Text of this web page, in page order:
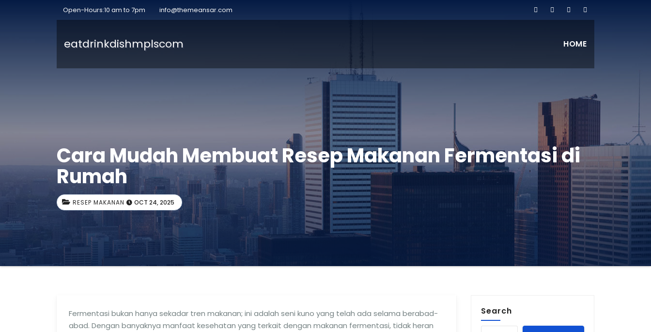
Open-Hours:10 am to 7pm info@themeansar.com
eatdrinkdishmplscom HOME
Cara Mudah Membuat Resep Makanan Fermentasi di
Rumah
RESEP MAKANAN OCT 24, 2025
Fermentasi bukan hanya sekadar tren makanan; ini adalah seni kuno yang telah ada selama berabad-
abad. Dengan banyaknya manfaat kesehatan yang terkait dengan makanan fermentasi, tidak heran
Search